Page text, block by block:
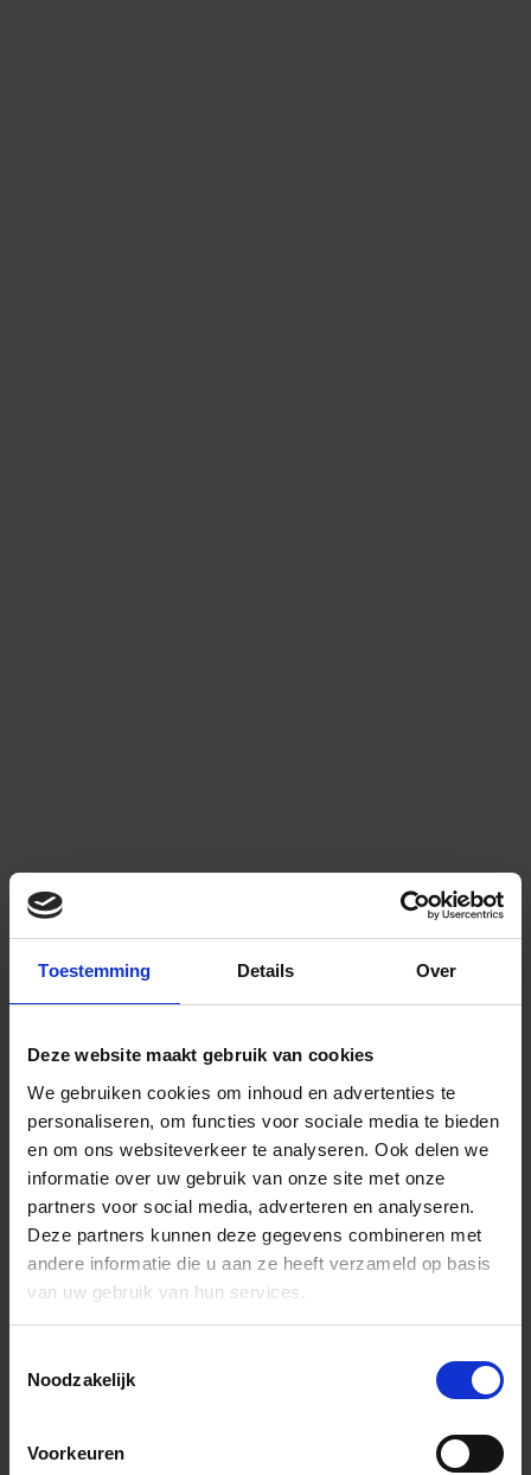
Toestemming Details Over
Deze website maakt gebruik van cookies
We gebruiken cookies om inhoud en advertenties te
personaliseren, om functies voor sociale media te bieden
en om ons websiteverkeer te analyseren. Ook delen we
informatie over uw gebruik van onze site met onze
partners voor social media, adverteren en analyseren.
Deze partners kunnen deze gegevens combineren met
andere informatie die u aan ze heeft verzameld op basis
van uw gebruik van hun services.
Noodzakelijk
Voorkeuren